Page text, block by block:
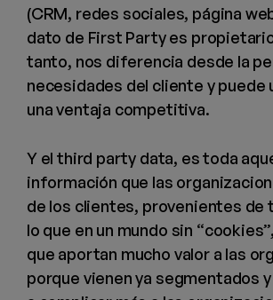
(CRM, redes sociales, página
dato de First Party es
tanto, nos diferencia desde la
necesidades del cliente y puede
una ventaja competitiva.
Y el third party data, es toda
información que las
de los clientes, provenientes de
lo que en un mundo sin
que aportan mucho valor a las
porque vienen ya segmentados